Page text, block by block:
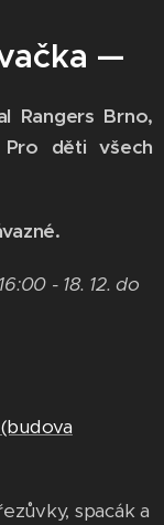
—
Rangers Brno,
děti všech
- 18. 12. do
spacák a